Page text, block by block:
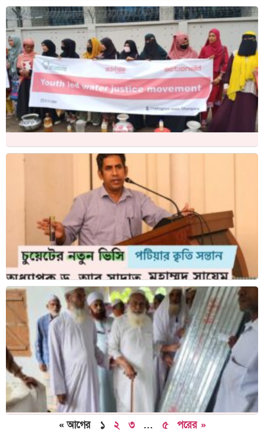
« আগের ১ ২ ৩ … ৫ পরের »